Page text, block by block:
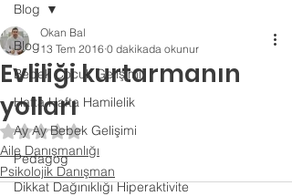
Blog
Bebek Çocuk Gelişimi
Hafta Hafta Hamilelik
Ay Ay Bebek Gelişimi
Pedagog
Dikkat Dağınıklığı Hiperaktivite
Blog
Evliliği kurtarmanın
yolları
Okan Bal
13 Tem 2016 0 dakikada okunur
5 üzerinden NaN yıldız
Aile Danışmanlığı
Psikolojik Danışman